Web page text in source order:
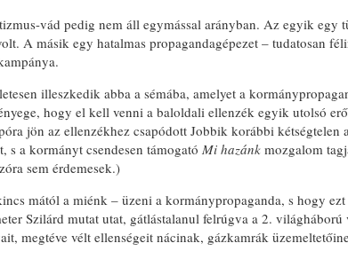
vád pedig nem áll egymással arányban. Az egyik egy
A másik egy hatalmas propagandagépezet – tudatosan
illeszkedik abba a sémába, amelyet a
hogy el kell venni a baloldali ellenzék egyik utolsó
jön az ellenzékhez csapódott Jobbik korábbi kétségtelen
s a kormányt csendesen támogató Mi hazánk mozgalom
sem érdemesek.)
mától a miénk – üzeni a kormánypropaganda, s hogy
Szilárd mutat utat, gátlástalanul felrúgva a 2.
megtéve vélt ellenségeit nácinak, gázkamrák